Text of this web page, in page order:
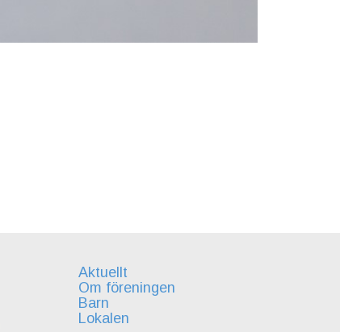
Aktuellt
Om föreningen
Barn
Lokalen